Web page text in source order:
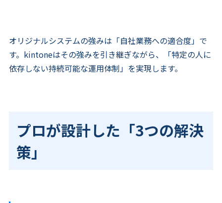
オリジナルシステムの強みは「自社業務への適合度」で
す。kintoneはその強みを引き継ぎながら、「特定の人に
依存しない持続可能な運用体制」を実現します。
プロが設計した「3つの解決
策」